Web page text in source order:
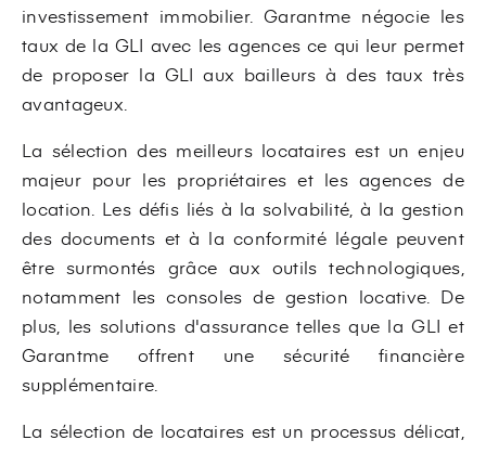
investissement immobilier. Garantme négocie les
taux de la GLI avec les agences ce qui leur permet
de proposer la GLI aux bailleurs à des taux très
avantageux.
La sélection des meilleurs locataires est un enjeu
majeur pour les propriétaires et les agences de
location. Les défis liés à la solvabilité, à la gestion
des documents et à la conformité légale peuvent
être surmontés grâce aux outils technologiques,
notamment les consoles de gestion locative. De
plus, les solutions d'assurance telles que la GLI et
Garantme offrent une sécurité financière
supplémentaire.
La sélection de locataires est un processus délicat,